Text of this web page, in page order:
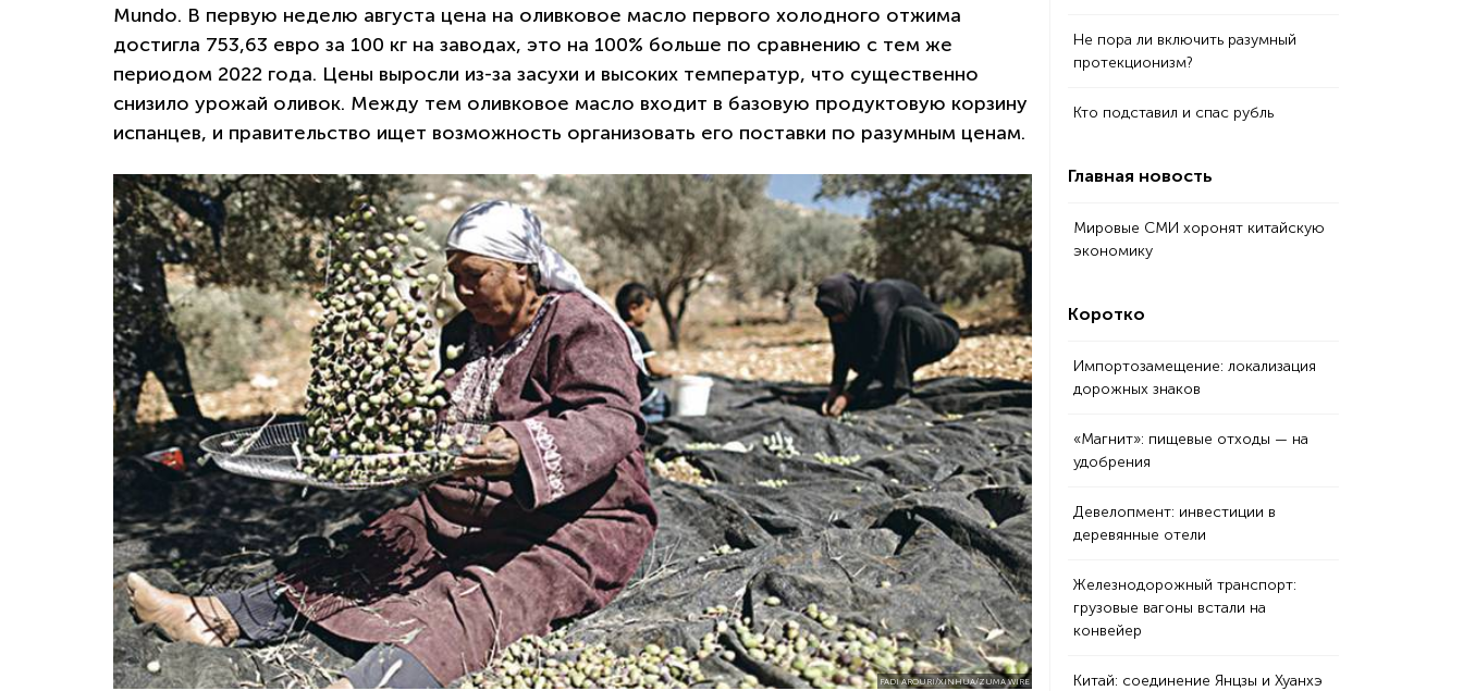
Mundo. В первую неделю августа цена на оливковое масло первого холодного отжима
достигла 753,63 евро за 100 кг на заводах, это на 100% больше по сравнению с тем же
периодом 2022 года. Цены выросли из-за засухи и высоких температур, что существенно
снизило урожай оливок. Между тем оливковое масло входит в базовую продуктовую корзину
испанцев, и правительство ищет возможность организовать его поставки по разумным ценам.
FADI AROURI/XINHUA/ZUMA WIRE
Не пора ли включить разумный
протекционизм?
Кто подставил и спас рубль
Главная новость
Мировые СМИ хоронят китайскую
экономику
Коротко
Импортозамещение: локализация
дорожных знаков
«Магнит»: пищевые отходы — на
удобрения
Девелопмент: инвестиции в
деревянные отели
Железнодорожный транспорт:
грузовые вагоны встали на
конвейер
Китай: соединение Янцзы и Хуанхэ